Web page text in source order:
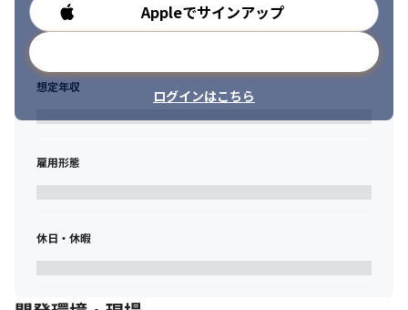
Appleでサインアップ
ログインはこちら
勤務時間
想定年収
雇用形態
休日・休暇